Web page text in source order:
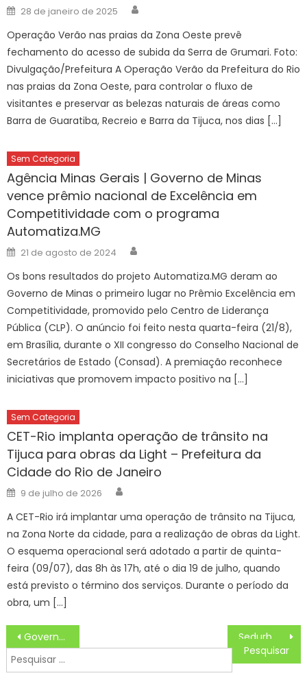
Posted
on
28 de janeiro de 2025
Operação Verão nas praias da Zona Oeste prevê
fechamento do acesso de subida da Serra de Grumari. Foto:
Divulgação/Prefeitura A Operação Verão da Prefeitura do Rio
nas praias da Zona Oeste, para controlar o fluxo de
visitantes e preservar as belezas naturais de áreas como
Barra de Guaratiba, Recreio e Barra da Tijuca, nos dias […]
Sem Categoria
Agência Minas Gerais | Governo de Minas
vence prêmio nacional de Excelência em
Competitividade com o programa
Automatiza.MG
Posted
on
21 de agosto de 2024
Os bons resultados do projeto Automatiza.MG deram ao
Governo de Minas o primeiro lugar no Prêmio Excelência em
Competitividade, promovido pelo Centro de Liderança
Pública (CLP). O anúncio foi feito nesta quarta-feira (21/8),
em Brasília, durante o XII congresso do Conselho Nacional de
Secretários de Estado (Consad). A premiação reconhece
iniciativas que promovem impacto positivo na […]
Sem Categoria
CET-Rio implanta operação de trânsito na
Tijuca para obras da Light – Prefeitura da
Cidade do Rio de Janeiro
Posted
on
9 de julho de 2026
A CET-Rio irá implantar uma operação de trânsito na Tijuca,
na Zona Norte da cidade, para a realização de obras da Light.
O esquema operacional será adotado a partir de quinta-
feira (09/07), das 8h às 17h, até o dia 19 de julho, quando
está previsto o término dos serviços. Durante o período da
obra, um […]
Navegação
de
Post
Governo de SP divulga programação de férias no estado
Pesquisar
por: